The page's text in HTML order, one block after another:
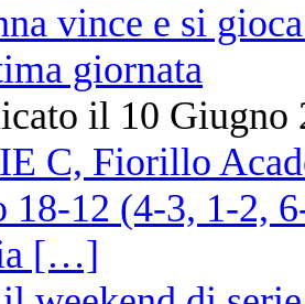
vince e si
giornata
il 10 Giugno